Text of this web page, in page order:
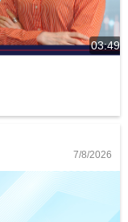
03:49
7/8/2026